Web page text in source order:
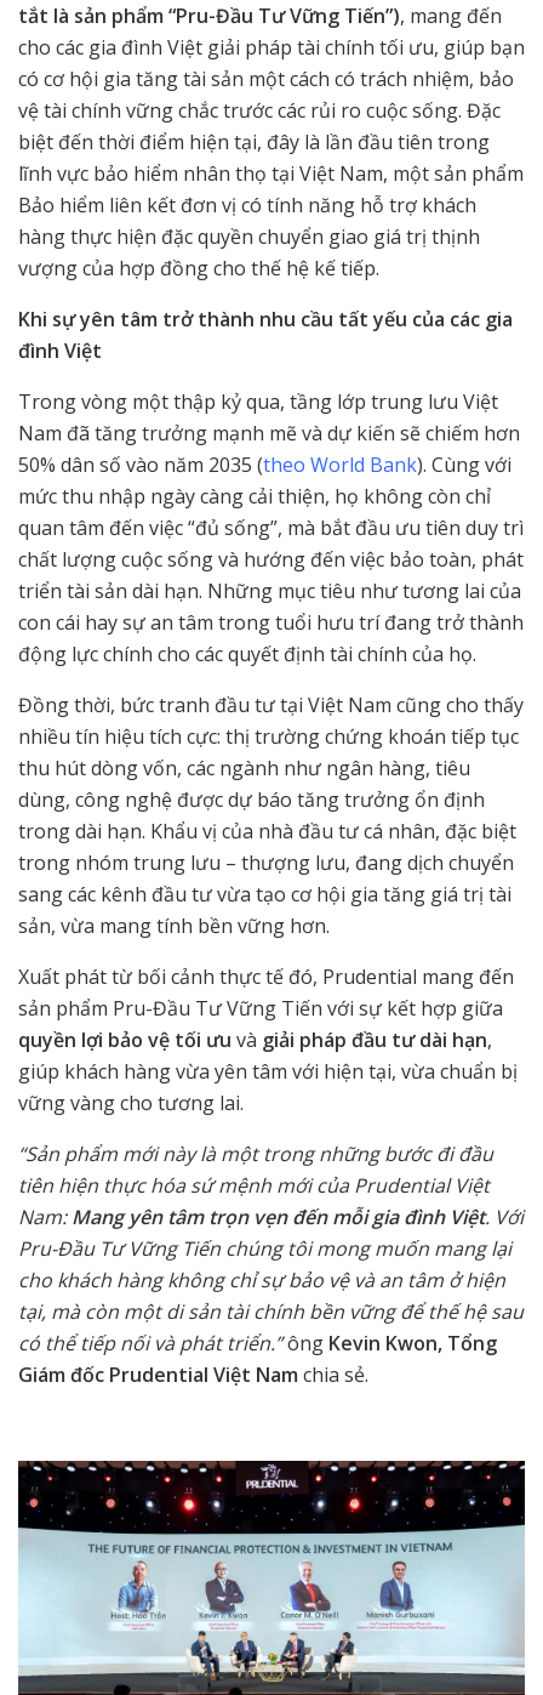
tắt là sản phẩm “Pru-Đầu Tư Vững Tiến”), mang đến
cho các gia đình Việt giải pháp tài chính tối ưu, giúp bạn
có cơ hội gia tăng tài sản một cách có trách nhiệm, bảo
vệ tài chính vững chắc trước các rủi ro cuộc sống. Đặc
biệt đến thời điểm hiện tại, đây là lần đầu tiên trong
lĩnh vực bảo hiểm nhân thọ tại Việt Nam, một sản phẩm
Bảo hiểm liên kết đơn vị có tính năng hỗ trợ khách
hàng thực hiện đặc quyền chuyển giao giá trị thịnh
vượng của hợp đồng cho thế hệ kế tiếp.
Khi sự yên tâm trở thành nhu cầu tất yếu của các gia
đình Việt
Trong vòng một thập kỷ qua, tầng lớp trung lưu Việt
Nam đã tăng trưởng mạnh mẽ và dự kiến sẽ chiếm hơn
50% dân số vào năm 2035 (theo World Bank). Cùng với
mức thu nhập ngày càng cải thiện, họ không còn chỉ
quan tâm đến việc “đủ sống”, mà bắt đầu ưu tiên duy trì
chất lượng cuộc sống và hướng đến việc bảo toàn, phát
triển tài sản dài hạn. Những mục tiêu như tương lai của
con cái hay sự an tâm trong tuổi hưu trí đang trở thành
động lực chính cho các quyết định tài chính của họ.
Đồng thời, bức tranh đầu tư tại Việt Nam cũng cho thấy
nhiều tín hiệu tích cực: thị trường chứng khoán tiếp tục
thu hút dòng vốn, các ngành như ngân hàng, tiêu
dùng, công nghệ được dự báo tăng trưởng ổn định
trong dài hạn. Khẩu vị của nhà đầu tư cá nhân, đặc biệt
trong nhóm trung lưu – thượng lưu, đang dịch chuyển
sang các kênh đầu tư vừa tạo cơ hội gia tăng giá trị tài
sản, vừa mang tính bền vững hơn.
Xuất phát từ bối cảnh thực tế đó, Prudential mang đến
sản phẩm Pru-Đầu Tư Vững Tiến với sự kết hợp giữa
quyền lợi bảo vệ tối ưu và giải pháp đầu tư dài hạn,
giúp khách hàng vừa yên tâm với hiện tại, vừa chuẩn bị
vững vàng cho tương lai.
“Sản phẩm mới này là một trong những bước đi đầu
tiên hiện thực hóa sứ mệnh mới của Prudential Việt
Nam:Mang yên tâm trọn vẹn đến mỗi gia đình Việt. Với
Pru-Đầu Tư Vững Tiến chúng tôi mong muốn mang lại
cho khách hàng không chỉ sự bảo vệ và an tâm ở hiện
tại, mà còn một di sản tài chính bền vững để thế hệ sau
có thể tiếp nối và phát triển.”ông Kevin Kwon, Tổng
Giám đốc Prudential Việt Nam chia sẻ.